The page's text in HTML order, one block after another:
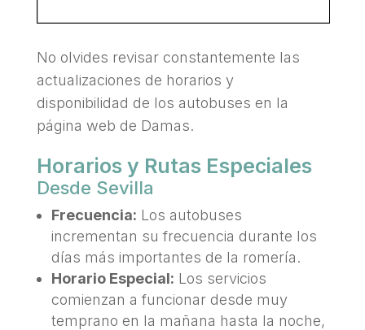
No olvides revisar constantemente las
actualizaciones de horarios y
disponibilidad de los autobuses en la
página web de Damas.
Horarios y Rutas Especiales
Desde Sevilla
Frecuencia: Los autobuses
incrementan su frecuencia durante los
días más importantes de la romería.
Horario Especial: Los servicios
comienzan a funcionar desde muy
temprano en la mañana hasta la noche,